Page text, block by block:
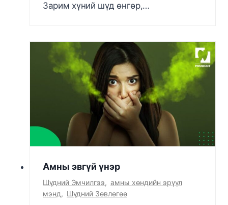
Зарим хүний шүд өнгөр,…
Амны эвгүй үнэр
Шүдний Эмчилгээ, амны хөндийн эрүүл
мэнд, Шүдний Зөвлөгөө